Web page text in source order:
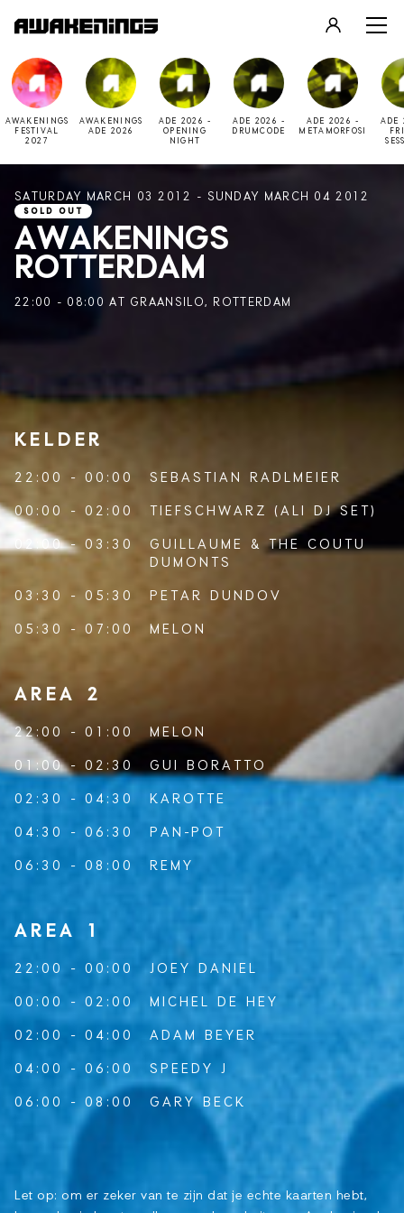
LOGIN
REGISTER
AWAKENINGS
FESTIVAL
2027
AWAKENINGS
ADE 2026
ADE 2026 -
OPENING
NIGHT
ADE 2026 -
DRUMCODE
ADE 2026 -
METAMORFOSI
ADE
SATURDAY MARCH 03 2012 - SUNDAY MARCH 04 2012
SOLD OUT
AWAKENINGS
ROTTERDAM
22:00 - 08:00 AT GRAANSILO, ROTTERDAM
KELDER
22:00 - 00:00 SEBASTIAN RADLMEIER
00:00 - 02:00 TIEFSCHWARZ (ALI DJ SET)
02:00 - 03:30
GUILLAUME & THE COUTU
DUMONTS
03:30 - 05:30 PETAR DUNDOV
05:30 - 07:00 MELON
AREA 2
22:00 - 01:00 MELON
01:00 - 02:30 GUI BORATTO
02:30 - 04:30 KAROTTE
04:30 - 06:30 PAN-POT
06:30 - 08:00 REMY
AREA 1
22:00 - 00:00 JOEY DANIEL
00:00 - 02:00 MICHEL DE HEY
02:00 - 04:00 ADAM BEYER
04:00 - 06:00 SPEEDY J
06:00 - 08:00 GARY BECK
Let op: om er zeker van te zijn dat je echte kaarten hebt,